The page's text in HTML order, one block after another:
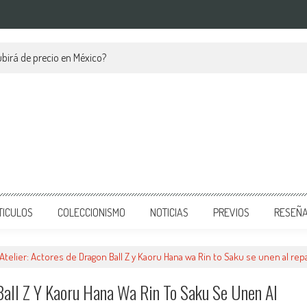
de precio en México?
COLECCIONISMO NOTICIAS PREVIOS
Actores de Dragon Ball Z y Kaoru Hana wa Rin to Saku se unen al
Z Y Kaoru Hana Wa Rin To Saku Se Unen Al